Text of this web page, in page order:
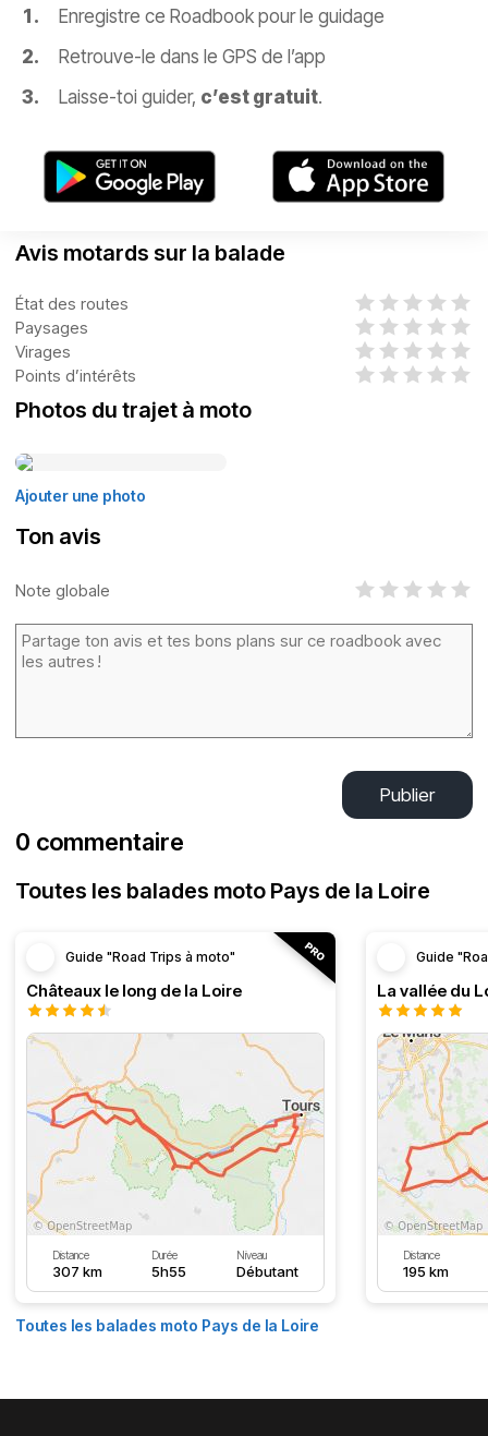
Enregistre ce Roadbook pour le guidage
Retrouve-le dans le GPS de l’app
Laisse-toi guider, c’est gratuit.
Avis motards sur la balade
État des routes
Paysages
Virages
Points d’intérêts
Photos du trajet à moto
Ajouter une photo
Ton avis
Note globale
Publier
0 commentaire
Toutes les balades moto Pays de la Loire
Guide "Road Trips à moto"
Châteaux le long de la Loire
Distance
307 km
Durée
5h55
Niveau
Débutant
Guide
La vallée du
Distance
195 km
Toutes les balades moto Pays de la Loire